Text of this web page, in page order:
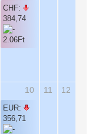
CHF:
384,74
10
EUR:
356,71
11 12